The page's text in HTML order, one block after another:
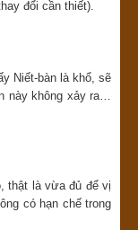
đổi cần thiết).
Niết-bàn là khổ, sẽ
này không xảy ra…
thật là vừa đủ để vị
có hạn chế trong